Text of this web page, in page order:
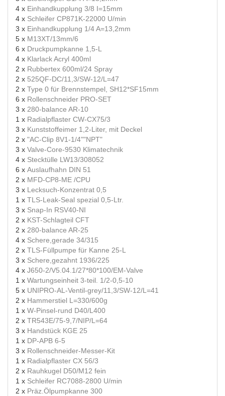
4 x Einhandkupplung 3/8 I=15mm
4 x Schleifer CP871K-22000 U/min
3 x Einhandkupplung 1/4 A=13,2mm
5 x M13XT/13mm/6
6 x Druckpumpkanne 1,5-L
4 x Klarlack Acryl 400ml
2 x Rubbertex 600ml/24 Spray
2 x 525QF-DC/11,3/SW-12/L=47
2 x Type 0 für Brennstempel, SH12*SF15mm
6 x Rollenschneider PRO-SET
3 x 280-balance AR-10
1 x Radialpflaster CW-CX75/3
3 x Kunststoffeimer 1,2-Liter, mit Deckel
2 x "AC-Clip 8V1-1/4""NPT"
3 x Valve-Core-9530 Klimatechnik
4 x Stecktülle LW13/308052
6 x Auslaufhahn DIN 51
2 x MFD-CP8-ME /CPU
3 x Lecksuch-Konzentrat 0,5
1 x TLS-Leak-Seal spezial 0,5-Ltr.
3 x Snap-In RSV40-NI
2 x KST-Schlagteil CFT
2 x 280-balance AR-25
4 x Schere,gerade 34/315
2 x TLS-Füllpumpe für Kanne 25-L
3 x Schere,gezahnt 1936/225
4 x J650-2/V5.04.1/27*80*100/EM-Valve
1 x Wartungseinheit 3-teil. 1/2-0,5-10
5 x UNIPRO-AL-Ventil-grey/11,3/SW-12/L=41
2 x Hammerstiel L=330/600g
1 x W-Pinsel-rund D40/L400
2 x TR543E/75-9,7/NIP/L=64
3 x Handstück KGE 25
1 x DP-APB 6-5
3 x Rollenschneider-Messer-Kit
1 x Radialpflaster CX 56/3
2 x Rauhkugel D50/M12 fein
1 x Schleifer RC7088-2800 U/min
2 x Präz.Ölpumpkanne 300